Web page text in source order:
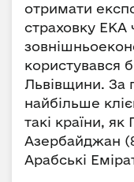
отримати
страховку ЕКА
користувався
Львівщини. За
найбільше
такі країни,
Азербайджан
Арабські